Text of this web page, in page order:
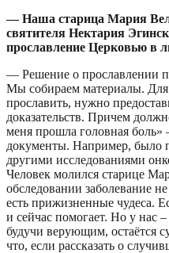
— Наша старица Мария
святителя Нектария
прославление Церковью в
— Решение о прославлении
Мы собираем материалы. Для
прославить, нужно
доказательств. Причем
меня прошла головная
документы. Например, было
другими исследованиями
Человек молился старице
обследовании заболевание
есть прижизненные чудеса.
и сейчас помогает. Но у нас
будучи верующим, остаётся
что, если рассказать о